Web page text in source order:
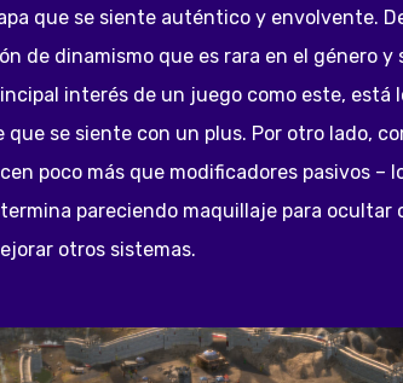
que se siente auténtico y envolvente.
de dinamismo que es rara en el género
interés de un juego como este,
se siente con un plus. Por otro lado,
poco más que modificadores pasivos –
pareciendo maquillaje para ocultar
otros sistemas.